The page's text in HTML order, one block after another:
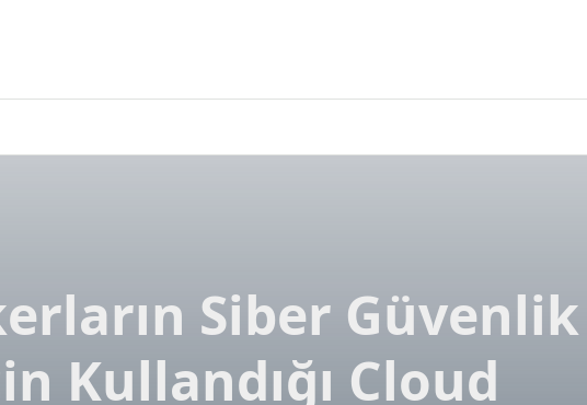
Siber Güvenlik
Kullandığı Cloud